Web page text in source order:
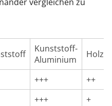
Kunststoff-
Aluminium
Holz
+++
++
+++
+